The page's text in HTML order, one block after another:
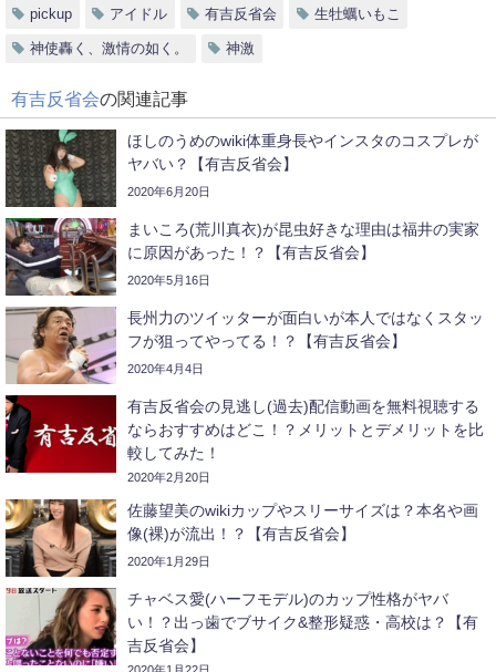
pickup アイドル 有吉反省会 生牡蠣いもこ
神使轟く、激情の如く。 神激
有吉反省会の関連記事
ほしのうめのwiki体重身長やインスタのコスプレが
ヤバい？【有吉反省会】
2020年6月20日
まいころ(荒川真衣)が昆虫好きな理由は福井の実家
に原因があった！？【有吉反省会】
2020年5月16日
長州力のツイッターが面白いが本人ではなくスタッ
フが狙ってやってる！？【有吉反省会】
2020年4月4日
有吉反省会の見逃し(過去)配信動画を無料視聴する
ならおすすめはどこ！？メリットとデメリットを比
較してみた！
2020年2月20日
佐藤望美のwikiカップやスリーサイズは？本名や画
像(裸)が流出！？【有吉反省会】
2020年1月29日
チャベス愛(ハーフモデル)のカップ性格がヤバ
い！？出っ歯でブサイク&整形疑惑・高校は？【有
吉反省会】